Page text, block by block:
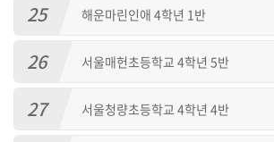
25 해운마린인애 4학년 1반
26 서울매헌초등학교 4학년 5반
27 서울청량초등학교 4학년 4반